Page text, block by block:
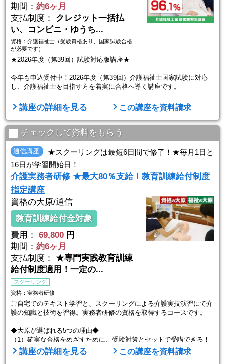
期間： 約6ヶ月
支払制度： クレジット一括払
い、コンビニ・ゆうち...
資格：介護福祉士（受験資格あり、国家試験合格
が必要です）
★2026年度（第39回）試験対応版講座★
今年も申込受付中！2026年度（第39回）介護福祉士国家試験に対応
し、介護福祉士を目指す方を着実に合格へ導く講座です。
ニチイの講座は、学びやすいカリキュラムと充実のサポートで、あな
たの介護福祉士国家資格合格をバックアップします！
・合格率も高い！介護事業者ニチイの実績ある講座
・本試験の予行演習！「全国統一模試」付き
・「質問回答システム」で自宅学習も安心！
・重要ポイントを効果的に学習できる教材をフルセットで提供！
さあ、具体的に紹 ...
講座の詳細を見る この講座を資料請求
チェックして資料をもらう
通信講座
★スクーリングは最短6日間で修了！★毎月1日と
16日が学習開始日！
介護実務者研修 ★最大80％支給！教育訓練給付制度
指定講座
資格の大原/通信
教育訓練給付金対象
費用：
69,800 円
期間： 約6ヶ月
支払制度： ★専門実践教育訓練
給付制度適用！一定の...
スクーリング
資格：実務者研修
ご自宅でのテキスト学習と、スクーリングによる介護実技演習にて介
護の知識と技術を習得。実務者研修の資格を取得するコースです。
◆大原が選ばれる5つの理由◆
（1）確実な合格をめざすために、受験対策とセットで受講できる！
確実な合格を目指すためには、受験対策も重要です。大原では実務者
研修と受験対策をセットにしたコースをお得な受講料で提供していま
講座の詳細を見る この講座を資料請求